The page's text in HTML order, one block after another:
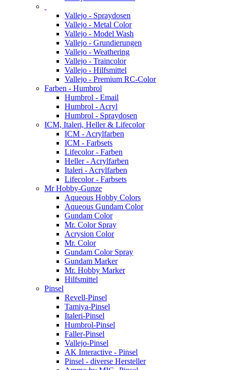
Vallejo - Spraydosen
Vallejo - Metal Color
Vallejo - Model Wash
Vallejo - Grundierungen
Vallejo - Weathering
Vallejo - Traincolor
Vallejo - Hilfsmittel
Vallejo - Premium RC-Color
Farben - Humbrol
Humbrol - Email
Humbrol - Acryl
Humbrol - Spraydosen
ICM, Italeri, Heller & Lifecolor
ICM - Acrylfarben
ICM - Farbsets
Lifecolor - Farben
Heller - Acrylfarben
Italeri - Acrylfarben
Lifecolor - Farbsets
Mr Hobby-Gunze
Aqueous Hobby Colors
Aqueous Gundam Color
Gundam Color
Mr. Color Spray
Acrysion Color
Mr. Color
Gundam Color Spray
Gundam Marker
Mr. Hobby Marker
Hilfsmittel
Pinsel
Revell-Pinsel
Tamiya-Pinsel
Italeri-Pinsel
Humbrol-Pinsel
Faller-Pinsel
Vallejo-Pinsel
AK Interactive - Pinsel
Pinsel - diverse Hersteller